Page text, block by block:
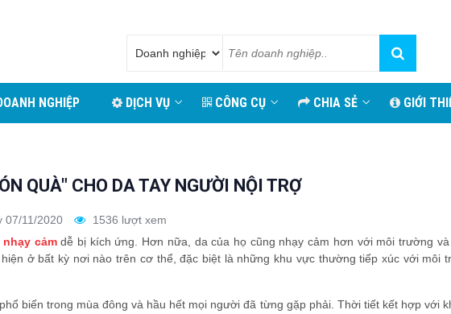
NGHIỆP DỊCH VỤ CÔNG CỤ CHIA SẺ GIỚI
QUÀ" CHO DA TAY NGƯỜI NỘI TRỢ
07/11/2020
1536 lượt xem
nhạy cảmdễ bị kích ứng. Hơn nữa, da của họ cũng nhạy cảm hơn với môi trường
ở bất kỳ nơi nào trên cơ thể, đặc biệt là những khu vực thường tiếp xúc với môi
biến trong mùa đông và hầu hết mọi người đã từng gặp phải. Thời tiết kết hợp với